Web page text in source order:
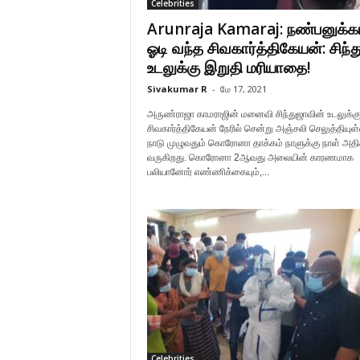
Celebrities
Arunraja Kamaraj:
ஓடி வந்த சிவகார்த்திகேயன்:
உடலுக்கு இறுதி மரியாதை!
Sivakumar R - மே 17, 2021
அருண்ராஜா காமராஜின் மனைவி சிந்துஜாவின் உடலுக்கு
சிவகார்த்திகேயன் நேரில் சென்று அஞ்சலி
நாடு முழுவதும் கொரோனா தாக்கம் நாளுக்கு நாள்
வருகிறது. கொரோனா 2ஆவது அலையின் காரணமாக
பலியானோர் எண்ணிக்கையும்,...